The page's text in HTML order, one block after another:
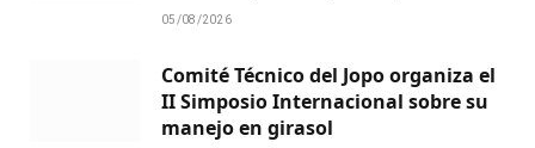
05/08/2026
Comité Técnico del Jopo organiza el
II Simposio Internacional sobre su
manejo en girasol